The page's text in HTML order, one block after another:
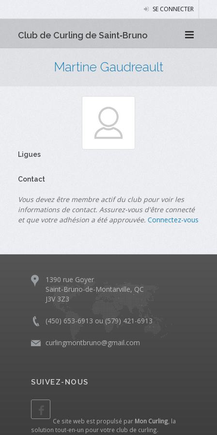
SE CONNECTER
Club de Curling de Saint‑Bruno
Martine Gaudreault
Ligues
Contact
Vous devez être membre actif du club pour voir les
informations de contact. Assurez-vous d'être connecté
et que votre adhésion a été approuvée. Connectez-vous
1390 rue Goyer
Saint-Bruno-de-Montarville, QC
J3V 3Z3
(450) 653-6913 ou (579) 421-6913
curlingmontbruno@gmail.com
SUIVEZ-NOUS
Ce site web est propulsé par Mon Curling , la
solution tout-en-un pour votre club de curling.